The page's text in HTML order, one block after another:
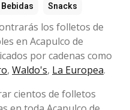
Bebidas Snacks
los folletos de
en Acapulco de
por cadenas como
, Waldo's, La Europea.
cientos de folletos